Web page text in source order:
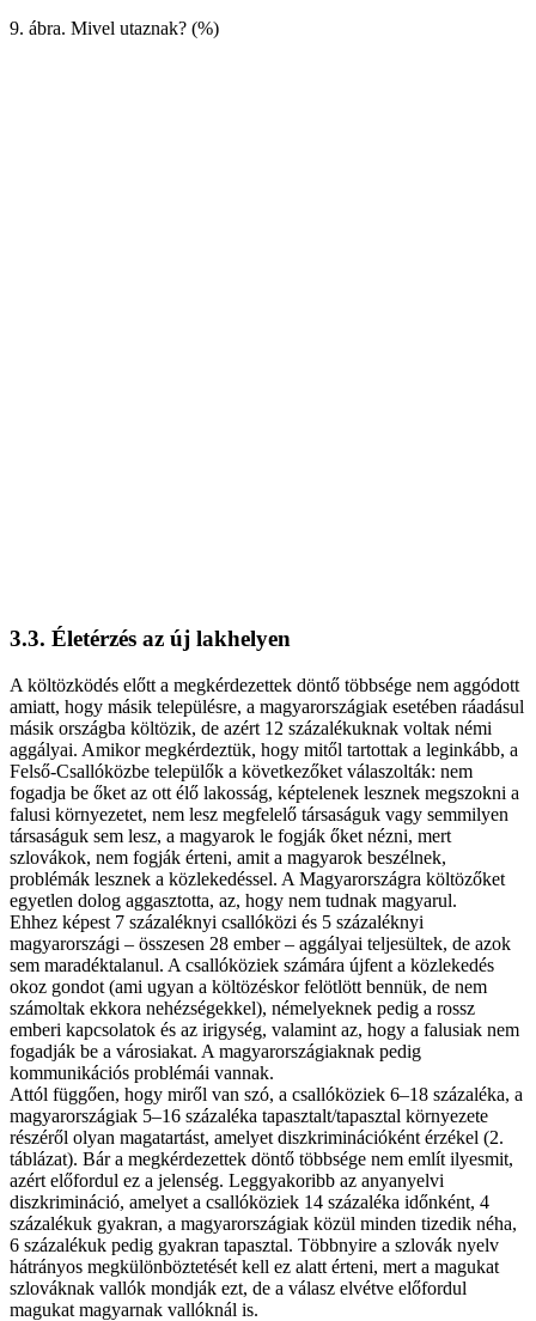
9. ábra. Mivel utaznak? (%)
3.3. Életérzés az új lakhelyen
A költözködés előtt a megkérdezettek döntő többsége nem aggódott
amiatt, hogy másik településre, a magyarországiak esetében ráadásul
másik országba költözik, de azért 12 százalékuknak voltak némi
aggályai. Amikor megkérdeztük, hogy mitől tartottak a leginkább, a
Felső-Csallóközbe települők a következőket válaszolták: nem
fogadja be őket az ott élő lakosság, képtelenek lesznek megszokni a
falusi környezetet, nem lesz megfelelő társaságuk vagy semmilyen
társaságuk sem lesz, a magyarok le fogják őket nézni, mert
szlovákok, nem fogják érteni, amit a magyarok beszélnek,
problémák lesznek a közlekedéssel. A Magyarországra költözőket
egyetlen dolog aggasztotta, az, hogy nem tudnak magyarul.
Ehhez képest 7 százaléknyi csallóközi és 5 százaléknyi
magyarországi – összesen 28 ember – aggályai teljesültek, de azok
sem maradéktalanul. A csallóköziek számára újfent a közlekedés
okoz gondot (ami ugyan a költözéskor felötlött bennük, de nem
számoltak ekkora nehézségekkel), némelyeknek pedig a rossz
emberi kapcsolatok és az irigység, valamint az, hogy a falusiak nem
fogadják be a városiakat. A magyarországiaknak pedig
kommunikációs problémái vannak.
Attól függően, hogy miről van szó, a csallóköziek 6–18 százaléka, a
magyarországiak 5–16 százaléka tapasztalt/tapasztal környezete
részéről olyan magatartást, amelyet diszkriminációként érzékel (2.
táblázat). Bár a megkérdezettek döntő többsége nem említ ilyesmit,
azért előfordul ez a jelenség. Leggyakoribb az anyanyelvi
diszkrimináció, amelyet a csallóköziek 14 százaléka időnként, 4
százalékuk gyakran, a magyarországiak közül minden tizedik néha,
6 százalékuk pedig gyakran tapasztal. Többnyire a szlovák nyelv
hátrányos megkülönböztetését kell ez alatt érteni, mert a magukat
szlováknak vallók mondják ezt, de a válasz elvétve előfordul
magukat magyarnak vallóknál is.